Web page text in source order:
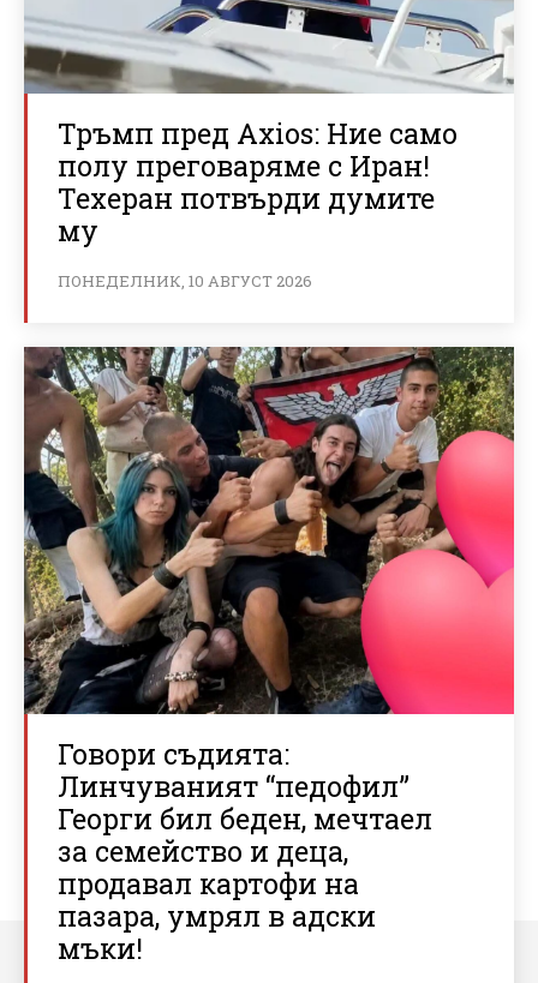
Тръмп пред Axios: Ние само
полу преговаряме с Иран!
Техеран потвърди думите
му
ПОНЕДЕЛНИК, 10 АВГУСТ 2026
Говори съдията:
Линчуваният “педофил”
Георги бил беден, мечтаел
за семейство и деца,
продавал картофи на
пазара, умрял в адски
мъки!